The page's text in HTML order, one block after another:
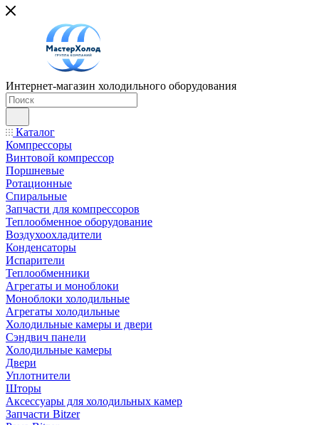
Интернет-магазин холодильного оборудования
Каталог
Компрессоры
Винтовой компрессор
Поршневые
Ротационные
Спиральные
Запчасти для компрессоров
Теплообменное оборудование
Воздухоохладители
Конденсаторы
Испарители
Теплообменники
Агрегаты и моноблоки
Моноблоки холодильные
Агрегаты холодильные
Холодильные камеры и двери
Сэндвич панели
Холодильные камеры
Двери
Уплотнители
Шторы
Аксессуары для холодильных камер
Запчасти Bitzer